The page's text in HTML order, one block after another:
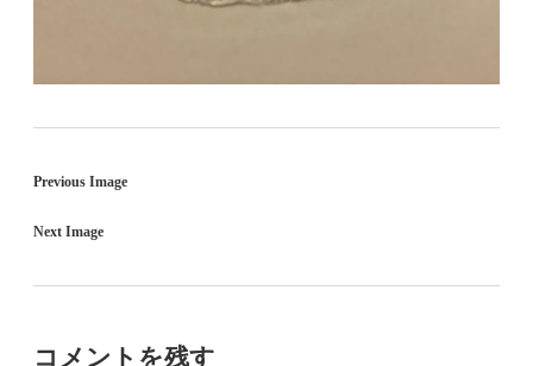
Previous Image
Next Image
コメントを残す